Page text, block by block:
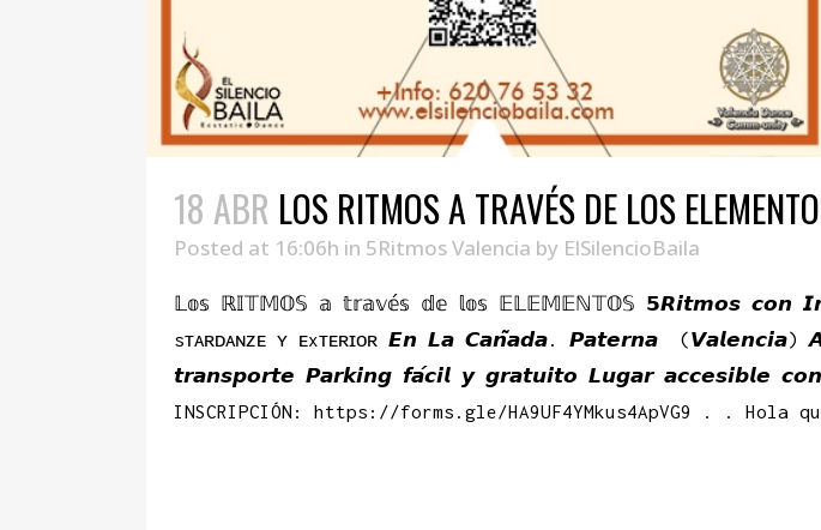
18 ABR LOS RITMOS A TRAVÉS DE LOS
Posted at 16:06h in 5Ritmos Valencia by ElSilencioBaila
𝕃𝕠𝕤 ℝ𝕀𝕋𝕄𝕆𝕊 𝕒 𝕥𝕣𝕒𝕧𝕖́𝕤 𝕕𝕖 𝕝𝕠𝕤 𝔼𝕃𝔼𝕄𝔼ℕ𝕋𝕆𝕊 𝟱𝙍𝙞𝙩𝙢𝙤𝙨 𝙘𝙤𝙣
sᴛᴀʀᴅᴀɴᴢᴇ ʏ ᴇxᴛᴇʀɪᴏʀ 𝙀𝙣 𝙇𝙖 𝘾𝙖𝙣̃𝙖𝙙𝙖. 𝙋𝙖𝙩𝙚𝙧𝙣𝙖
𝙩𝙧𝙖𝙣𝙨𝙥𝙤𝙧𝙩𝙚 𝙋𝙖𝙧𝙠𝙞𝙣𝙜 𝙛𝙖́𝙘𝙞𝙡 𝙮 𝙜𝙧𝙖𝙩𝙪𝙞𝙩𝙤 𝙇𝙪𝙜𝙖𝙧 𝙖𝙘𝙘𝙚𝙨𝙞𝙗𝙡𝙚 𝙘𝙤𝙣
INSCRIPCIÓN: https://forms.gle/HA9UF4YMkus4ApVG9 . . Hola